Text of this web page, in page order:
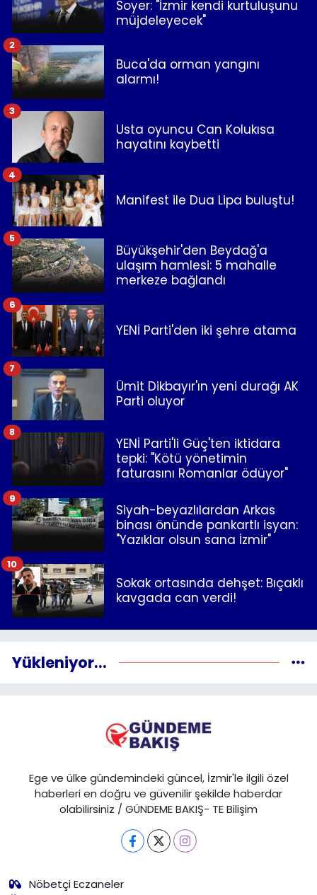
Soyer: "İzmir kendi kurtuluşunu
müjdeleyecek"
Buca'da orman yangını
alarmı!
2
Usta oyuncu Can Kolukısa
hayatını kaybetti
3
Manifest ile Dua Lipa buluştu!
4
Büyükşehir'den Beydağ'a
ulaşım hamlesi: 5 mahalle
merkeze bağlandı
5
YENİ Parti'den iki şehre atama
6
Ümit Dikbayır'ın yeni durağı AK
Parti oluyor
7
YENİ Parti'li Güç'ten iktidara
tepki: "Kötü yönetimin
faturasını Romanlar ödüyor"
8
Siyah-beyazlılardan Arkas
binası önünde pankartlı isyan:
"Yazıklar olsun sana İzmir"
9
Sokak ortasında dehşet: Bıçaklı
kavgada can verdi!
10
Yükleniyor...
Ege ve ülke gündemindeki güncel, İzmir'le ilgili özel
haberleri en doğru ve güvenilir şekilde haberdar
olabilirsiniz / GÜNDEME BAKIŞ- TE Bilişim
Nöbetçi Eczaneler